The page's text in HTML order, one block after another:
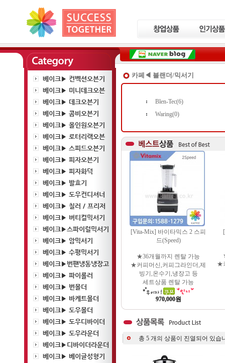
베이크▶ 컨벡션오븐기
베이크▶ 미니데크오븐
베이크▶ 데크오븐기
베이크▶ 콤비오븐기
베이크▶ 올인원오븐기
베이크▶ 로터리랙오븐
베이크▶ 스피드오븐기
베이크▶ 피자오븐기
베이크▶ 피자화덕
베이크▶ 발효기
베이크▶ 도우컨디셔너
베이크▶ 칠러 / 프리저
베이크▶ 버티컬믹서기
베이크▶스파이럴믹서기
베이크▶ 암믹서기
베이크▶ 수평믹서기
베이크▶번팬냉동냉장고
베이크▶ 파이롤러
베이크▶ 번몰더
베이크▶ 바케트몰더
베이크▶ 도우몰더
베이크▶ 도우디바이더
베이크▶ 도우라운더
베이크▶디바이더라운더
베이크▶ 베이글성형기
카페◀ 블랜더/믹서기
Blen-Tec(6)
Waring(0)
[Vita-Mix] 바이타믹스 2 스피
드(Speed)
★36개월까지 렌탈 가능
★커피머신,커피그라인더,제
빙기,온수기,냉장고 등
세트상품 렌탈 가능
970,000원
★
총 5 개의 상품이 진열되어 있습